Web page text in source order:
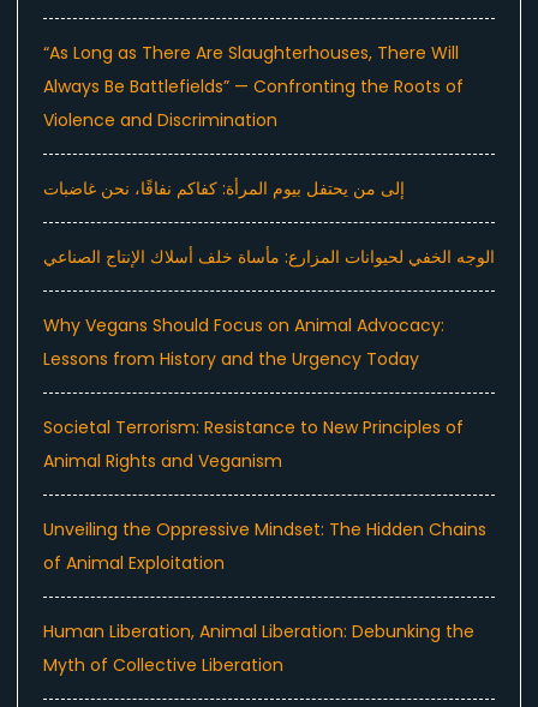
“As Long as There Are Slaughterhouses, There Will
Always Be Battlefields” — Confronting the Roots of
Violence and Discrimination
إلى من يحتفل بيوم المرأة: كفاكم نفاقًا، نحن غاضبات
الوجه الخفي لحيوانات المزارع: مأساة خلف أسلاك الإنتاج الصناعي
Why Vegans Should Focus on Animal Advocacy:
Lessons from History and the Urgency Today
Societal Terrorism: Resistance to New Principles of
Animal Rights and Veganism
Unveiling the Oppressive Mindset: The Hidden Chains
of Animal Exploitation
Human Liberation, Animal Liberation: Debunking the
Myth of Collective Liberation